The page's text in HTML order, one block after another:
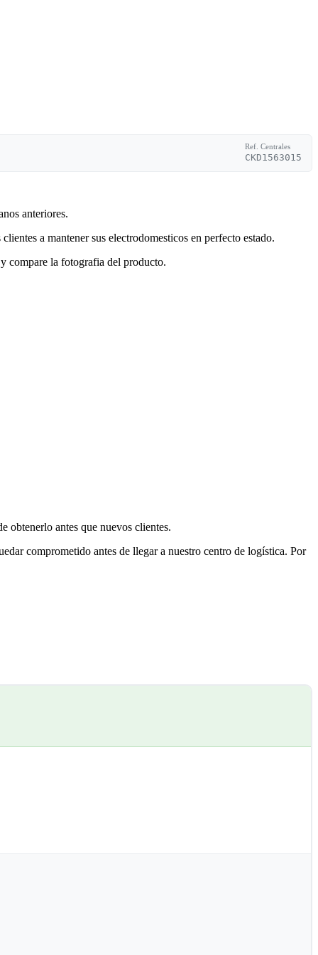
Ref. Centrales
CKD1563015
anteriores.
a mantener sus electrodomesticos en perfecto estado.
compare la fotografia del producto.
obtenerlo antes que nuevos clientes.
comprometido antes de llegar a nuestro centro de logística. Por